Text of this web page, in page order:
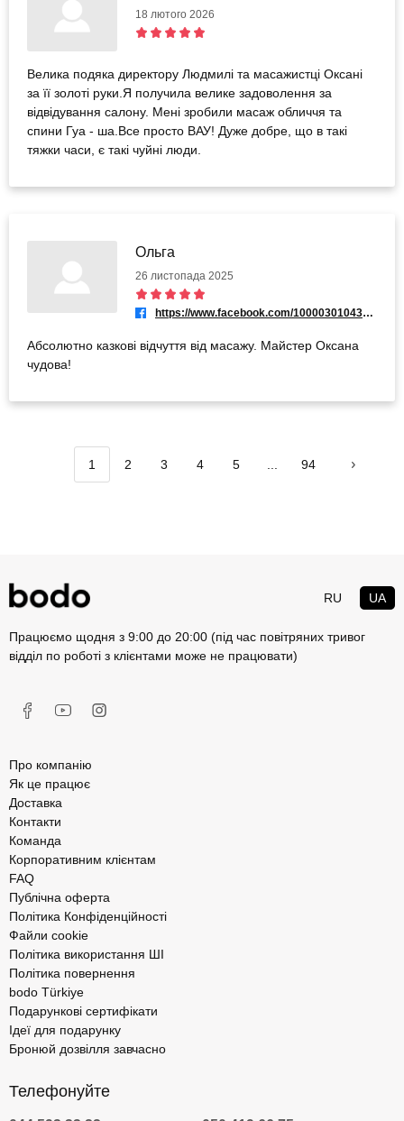
18 лютого 2026
Велика подяка директору Людмилі та масажистці Оксані
за її золоті руки.Я получила велике задоволення за
відвідування салону. Мені зробили масаж обличчя та
спини Гуа - ша.Все просто ВАУ! Дуже добре, що в такі
тяжки часи, є такі чуйні люди.
Ольга
26 листопада 2025
https://www.facebook.com/100003010434237
Абсолютно казкові відчуття від масажу. Майстер Оксана
чудова!
1 2 3 4 5 ... 94
RU UA
Працюємо щодня з 9:00 до 20:00 (під час повітряних тривог
відділ по роботі з клієнтами може не працювати)
Про компанію
Як це працює
Доставка
Контакти
Команда
Корпоративним клієнтам
FAQ
Публічна оферта
Політика Конфіденційності
Файли cookie
Політика використання ШІ
Політика повернення
bodo Türkiye
Подарункові сертифікати
Ідеї для подарунку
Бронюй дозвілля завчасно
Телефонуйте